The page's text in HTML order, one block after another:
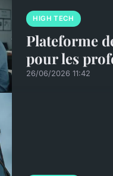
HIGH TECH
Plateforme
pour les
26/06/2026 11:42